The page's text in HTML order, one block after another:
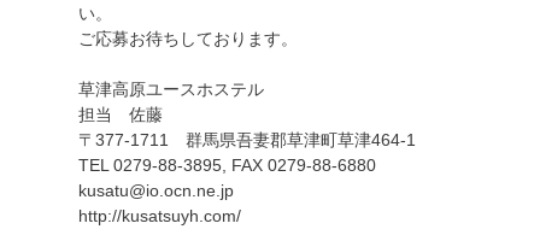
い。
ご応募お待ちしております。
草津高原ユースホステル
担当 佐藤
〒377-1711 群馬県吾妻郡草津町草津464-1
TEL 0279-88-3895, FAX 0279-88-6880
kusatu@io.ocn.ne.jp
http://kusatsuyh.com/